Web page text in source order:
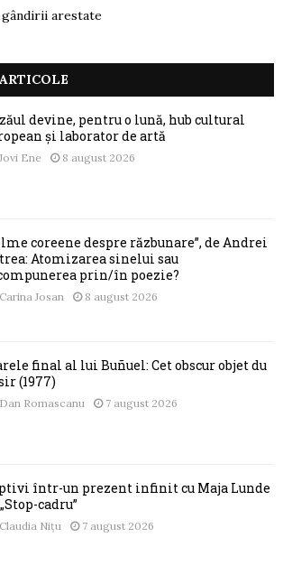
arestate
devine, pentru o lună, hub cultural
și laborator de artă
Jovi Ene 8 august 2026
coreene despre răzbunare”, de Andrei
Atomizarea sinelui sau
prin/în poezie?
Carina Josan 8 august 2026
final al lui Buñuel: Cet obscur objet du
(1977)
Dan Romascanu 7 august 2026
într-un prezent infinit cu Maja Lunde
cadru”
Claudia Nițu 7 august 2026